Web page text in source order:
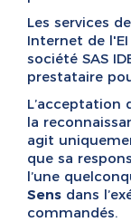
Les services
Internet de l'EI
société SAS
prestataire
L’acceptation
la
agit
que sa
l’une
Sens dans
commandés.